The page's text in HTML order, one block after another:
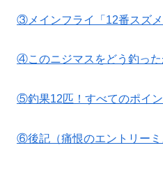
③メインフライ「12番スズメ
④このニジマスをどう釣った
⑤釣果12匹！すべてのポイン
⑥後記（痛恨のエントリーミ